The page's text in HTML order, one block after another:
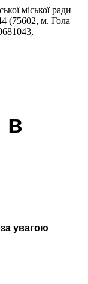
міської ради
(75602, м. Гола
в
увагою